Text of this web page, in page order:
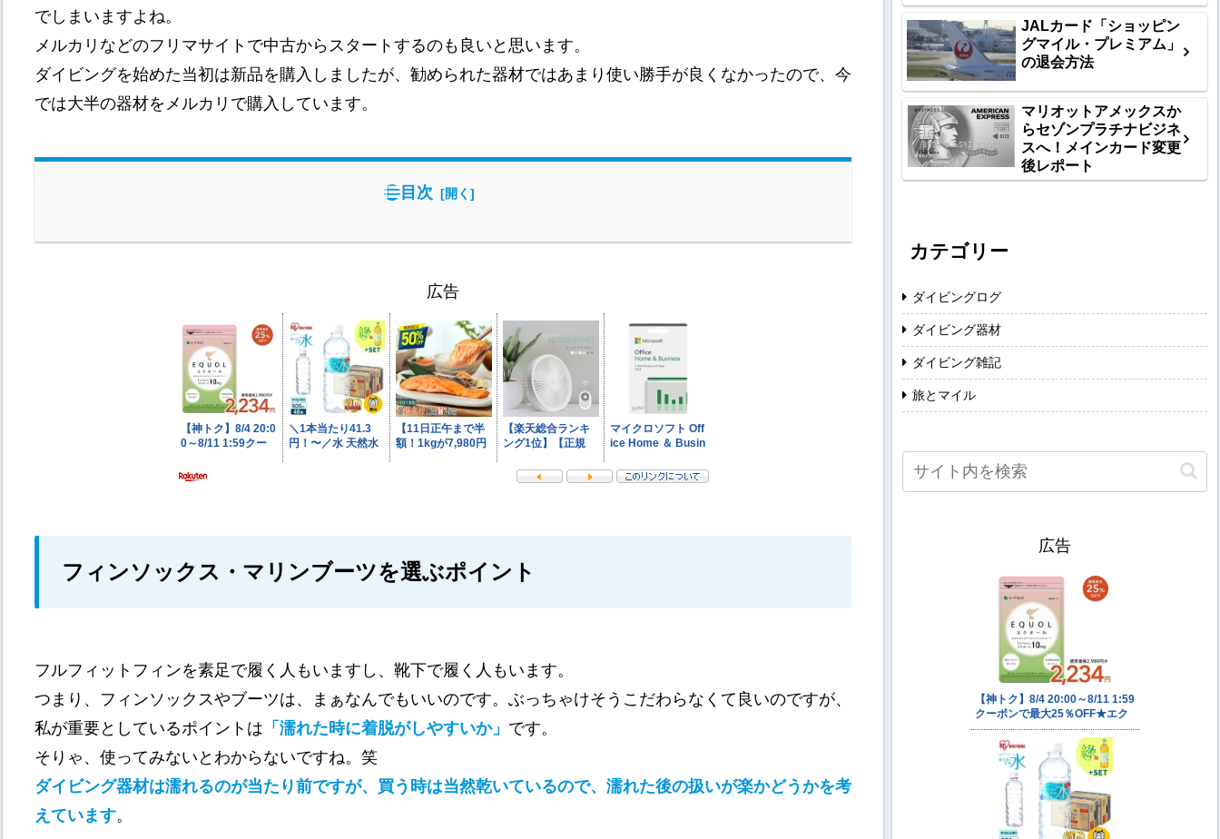
でしまいますよね。
メルカリなどのフリマサイトで中古からスタートするのも良いと思います。
ダイビングを始めた当初は新品を購入しましたが、勧められた器材ではあまり使い勝手が良くなかったので、今
では大半の器材をメルカリで購入しています。
目次
広告
フィンソックス・マリンブーツを選ぶポイント
フルフィットフィンを素足で履く人もいますし、靴下で履く人もいます。
つまり、フィンソックスやブーツは、まぁなんでもいいのです。ぶっちゃけそうこだわらなくて良いのですが、
私が重要としているポイントは 「濡れた時に着脱がしやすいか」 です。
そりゃ、使ってみないとわからないですね。笑
ダイビング器材は濡れるのが当たり前ですが、買う時は当然乾いているので、濡れた後の扱いが楽かどうかを考
えています。
JALカード「ショッピン
グマイル・プレミアム」
の退会方法
マリオットアメックスか
らセゾンプラチナビジネ
スへ！メインカード変更
後レポート
カテゴリー
ダイビングログ
ダイビング器材
ダイビング雑記
旅とマイル
広告